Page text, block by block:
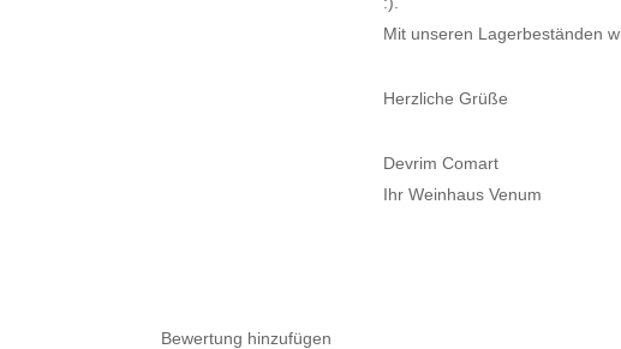
Mit unseren Lagerbeständen
Herzliche Grüße
Devrim Comart
Ihr Weinhaus Venum
Bewertung hinzufügen